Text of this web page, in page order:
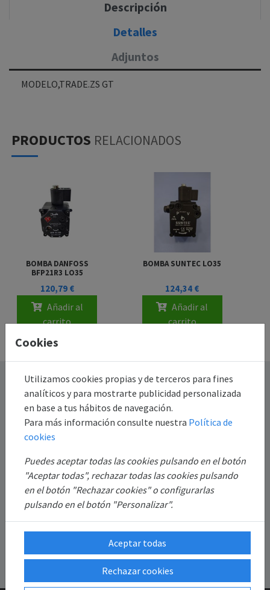
Descripción
Detalles
Adjuntos
MODELO,TRADE.ZS GT
PRODUCTOS RELACIONADOS
BOMBA DANFOSS
BFP21R3 LO35
120,79 €
Añadir al
carrito
BOMBA SUNTEC LO35
124,34 €
Añadir al
carrito
Destacado
Información
Mi Cuenta
Sobre Nosotros
Cookies
Utilizamos cookies propias y de terceros para fines
analíticos y para mostrarte publicidad personalizada
en base a tus hábitos de navegación.
Para más información consulte nuestra Política de
cookies
Puedes aceptar todas las cookies pulsando en el botón
"Aceptar todas", rechazar todas las cookies pulsando
en el botón "Rechazar cookies" o configurarlas
pulsando en el botón "Personalizar".
Aceptar todas
Rechazar cookies